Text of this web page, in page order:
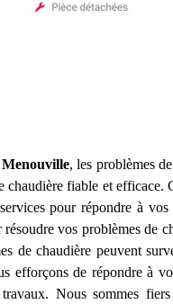
Menouville, les problèmes
chaudière fiable et
pour répondre à
résoudre vos problèmes de
de chaudière peuvent
efforçons de répondre à
Nous sommes